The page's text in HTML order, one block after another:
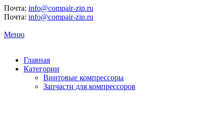
Почта: info@compair-zip.ru
Почта: info@compair-zip.ru
Меню
Главная
Категории
Винтовые компрессоры
Запчасти для компрессоров